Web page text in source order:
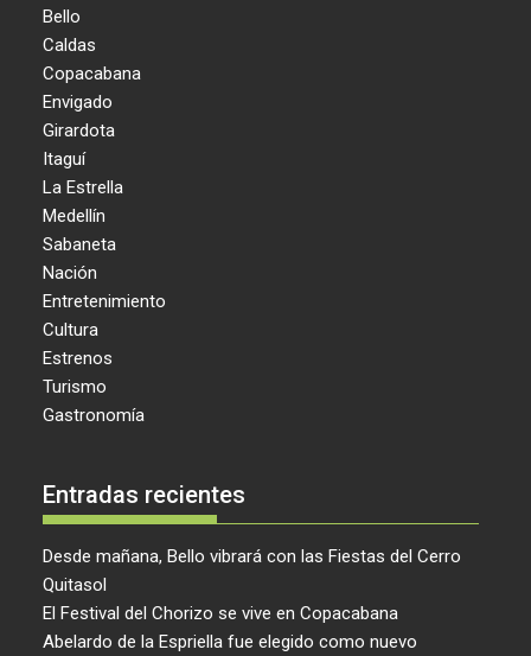
Bello
Caldas
Copacabana
Envigado
Girardota
Itaguí
La Estrella
Medellín
Sabaneta
Nación
Entretenimiento
Cultura
Estrenos
Turismo
Gastronomía
Entradas recientes
Desde mañana, Bello vibrará con las Fiestas del Cerro
Quitasol
El Festival del Chorizo se vive en Copacabana
Abelardo de la Espriella fue elegido como nuevo